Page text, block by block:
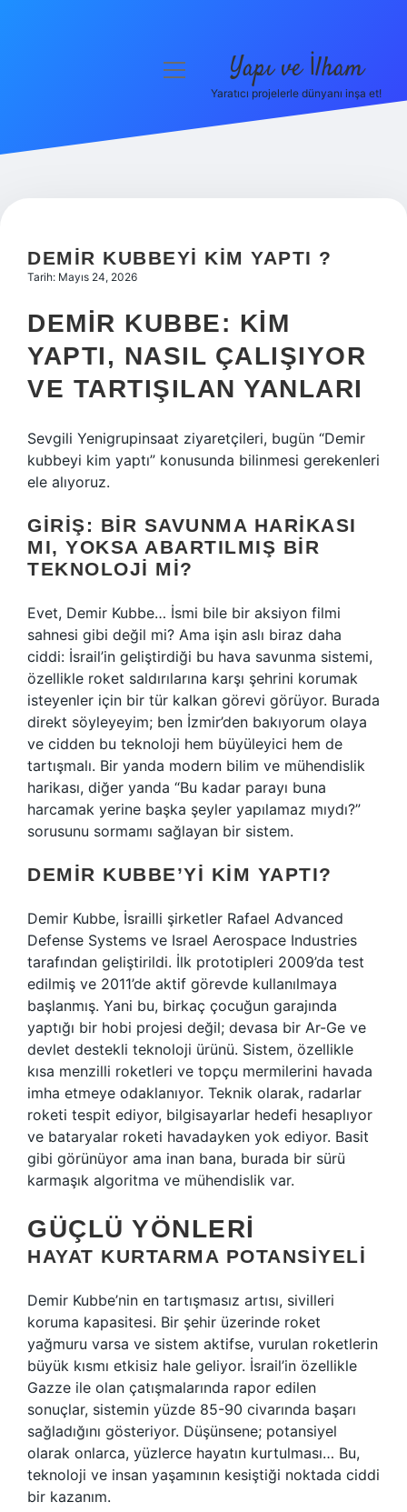
Hakkımızda
menüyü
Yapı ve İlham
Yaratıcı projelerle dünyanı inşa et!
DEMIR KUBBEYI KIM YAPTI ?
Tarih: Mayıs 24, 2026
DEMIR KUBBE: KIM
YAPTI, NASIL ÇALIŞIYOR
VE TARTIŞILAN YANLARI
Sevgili Yenigrupinsaat ziyaretçileri, bugün “Demir
kubbeyi kim yaptı” konusunda bilinmesi gerekenleri
ele alıyoruz.
GIRIŞ: BIR SAVUNMA HARIKASI
MI, YOKSA ABARTILMIŞ BIR
TEKNOLOJI MI?
Evet, Demir Kubbe… İsmi bile bir aksiyon filmi
sahnesi gibi değil mi? Ama işin aslı biraz daha
ciddi: İsrail’in geliştirdiği bu hava savunma sistemi,
özellikle roket saldırılarına karşı şehrini korumak
isteyenler için bir tür kalkan görevi görüyor. Burada
direkt söyleyeyim; ben İzmir’den bakıyorum olaya
ve cidden bu teknoloji hem büyüleyici hem de
tartışmalı. Bir yanda modern bilim ve mühendislik
harikası, diğer yanda “Bu kadar parayı buna
harcamak yerine başka şeyler yapılamaz mıydı?”
sorusunu sormamı sağlayan bir sistem.
DEMIR KUBBE’YI KIM YAPTI?
Demir Kubbe, İsrailli şirketler Rafael Advanced
Defense Systems ve Israel Aerospace Industries
tarafından geliştirildi. İlk prototipleri 2009’da test
edilmiş ve 2011’de aktif görevde kullanılmaya
başlanmış. Yani bu, birkaç çocuğun garajında
yaptığı bir hobi projesi değil; devasa bir Ar-Ge ve
devlet destekli teknoloji ürünü. Sistem, özellikle
kısa menzilli roketleri ve topçu mermilerini havada
imha etmeye odaklanıyor. Teknik olarak, radarlar
roketi tespit ediyor, bilgisayarlar hedefi hesaplıyor
ve bataryalar roketi havadayken yok ediyor. Basit
gibi görünüyor ama inan bana, burada bir sürü
karmaşık algoritma ve mühendislik var.
GÜÇLÜ YÖNLERI
HAYAT KURTARMA POTANSIYELI
Demir Kubbe’nin en tartışmasız artısı, sivilleri
koruma kapasitesi. Bir şehir üzerinde roket
yağmuru varsa ve sistem aktifse, vurulan roketlerin
büyük kısmı etkisiz hale geliyor. İsrail’in özellikle
Gazze ile olan çatışmalarında rapor edilen
sonuçlar, sistemin yüzde 85-90 civarında başarı
sağladığını gösteriyor. Düşünsene; potansiyel
olarak onlarca, yüzlerce hayatın kurtulması… Bu,
teknoloji ve insan yaşamının kesiştiği noktada ciddi
bir kazanım.